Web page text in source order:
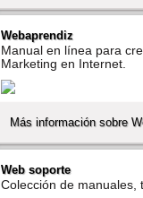
Webaprendiz
Manual en lí­nea para
Marketing en Internet.
Más información sobre
Web soporte
Colección de manuales,